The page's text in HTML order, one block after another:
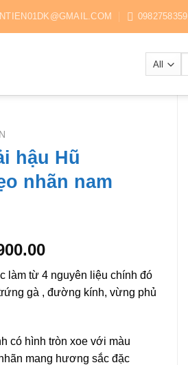
0982758359
hậu Hũ
nhãn nam
Giá
hiện
tại
là:
làm từ 4 nguyên liệu chính đó
gà , đường kính, vừng phủ
có hình tròn xoe với màu
mang hương sắc đặc